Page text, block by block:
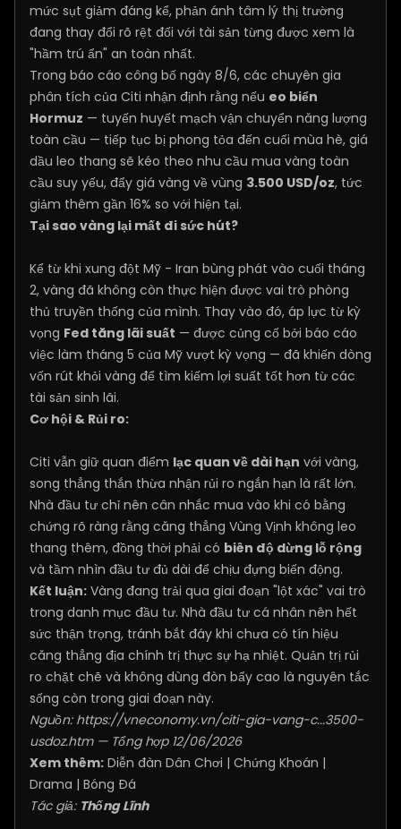
mức sụt giảm đáng kể, phản ánh tâm lý thị trường
đang thay đổi rõ rệt đối với tài sản từng được xem là
"hầm trú ẩn" an toàn nhất.
Trong báo cáo công bố ngày 8/6, các chuyên gia
phân tích của Citi nhận định rằng nếu eo biển
Hormuz — tuyến huyết mạch vận chuyển năng lượng
toàn cầu — tiếp tục bị phong tỏa đến cuối mùa hè, giá
dầu leo thang sẽ kéo theo nhu cầu mua vàng toàn
cầu suy yếu, đẩy giá vàng về vùng 3.500 USD/oz, tức
giảm thêm gần 16% so với hiện tại.
Tại sao vàng lại mất đi sức hút?
Kể từ khi xung đột Mỹ - Iran bùng phát vào cuối tháng
2, vàng đã không còn thực hiện được vai trò phòng
thủ truyền thống của mình. Thay vào đó, áp lực từ kỳ
vọng Fed tăng lãi suất — được củng cố bởi báo cáo
việc làm tháng 5 của Mỹ vượt kỳ vọng — đã khiến dòng
vốn rút khỏi vàng để tìm kiếm lợi suất tốt hơn từ các
tài sản sinh lãi.
Cơ hội & Rủi ro:
Citi vẫn giữ quan điểm lạc quan về dài hạn với vàng,
song thẳng thắn thừa nhận rủi ro ngắn hạn là rất lớn.
Nhà đầu tư chỉ nên cân nhắc mua vào khi có bằng
chứng rõ ràng rằng căng thẳng Vùng Vịnh không leo
thang thêm, đồng thời phải có biên độ dừng lỗ rộng
và tầm nhìn đầu tư đủ dài để chịu đựng biến động.
Kết luận: Vàng đang trải qua giai đoạn "lột xác" vai trò
trong danh mục đầu tư. Nhà đầu tư cá nhân nên hết
sức thận trọng, tránh bắt đáy khi chưa có tín hiệu
căng thẳng địa chính trị thực sự hạ nhiệt. Quản trị rủi
ro chặt chẽ và không dùng đòn bẩy cao là nguyên tắc
sống còn trong giai đoạn này.
Nguồn: https://vneconomy.vn/citi-gia-vang-c...3500-
usdoz.htm— Tổng hợp 12/06/2026
Xem thêm: Diễn đàn Dân Chơi | Chứng Khoán |
Drama | Bóng Đá
Tác giả: Thống Lĩnh